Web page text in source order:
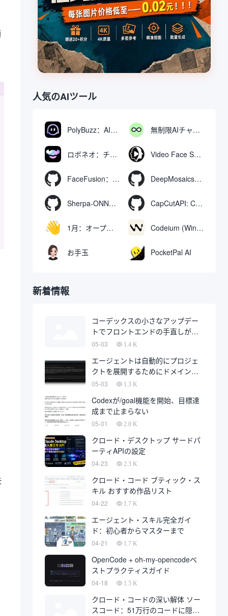
人気のAIツール
PolyBuzz：AIキャラクターと交流できる無料チャット＆ロールプレイングプラットフォーム 無制限AIチャット：無料無制限AIチャットツール
ロボネオ：チャットで動画や画像を生成・編集するAIツール Video Face Swap
FaceFusion：ビデオ顔交換強化ツール｜音声同期ビデオ口の動き DeepMosaics：画像やビデオからモザイクを自動的に除去したり、モザイクを追加したりする。
Sherpa-ONNX: ONNXRuntimeによるオフライン音声認識と合成 CapCutAPI: CapCutビデオクリップの自動制御用オープンソースツール
1月：オープンソースのオフラインAIアシスタント、ChatGPTの代替、ローカルAIモデルの実行またはクラウドAIへの接続 Codeium (Windsurf Editor): 無料のAIコード補完＆チャットツール。
お手玉 PocketPal AI
新着情報
コーデックスの小さなアップデー
トでフロントエンドの手直しが半
分になるかもしれない
05-03 1.4 K
エージェントは自動的にプロジェ
クトを展開するためにドメイン名
を購入し、完全に自動化された開
て、多数の秋に上陸している。
05-03 1.3 K
Codexが/goal機能を開始、目標達
成まで止まらない
05-01 2.0 K
クロード・デスクトップ サードパ
ーティAPIの設定
04-23 2.3 K
クロード・コード ブティック・ス
キル おすすめ作品リスト
04-22 1.7 K
エージェント・スキル完全ガイ
ド：初心者からマスターまで
04-21 1.7 K
OpenCode + oh-my-opencodeベ
ストプラクティスガイド
04-18 1.5 K
クロード・コードの深い解体 ソー
スコード：51万行のコードに隠さ